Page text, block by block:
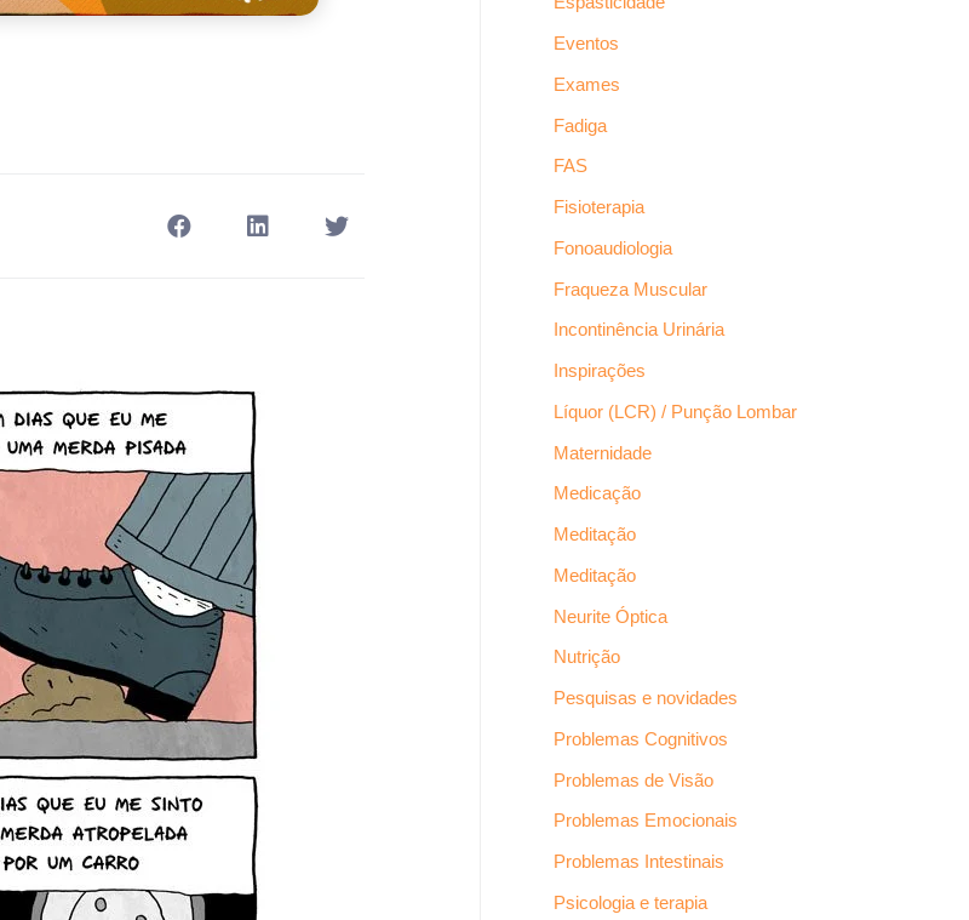
Eventos
Exames
Fadiga
FAS
Fisioterapia
Fonoaudiologia
Fraqueza Muscular
Incontinência Urinária
Inspirações
Líquor (LCR) / Punção Lombar
Maternidade
Medicação
Meditação
Meditação
Neurite Óptica
Nutrição
Pesquisas e novidades
Problemas Cognitivos
Problemas de Visão
Problemas Emocionais
Problemas Intestinais
Psicologia e terapia